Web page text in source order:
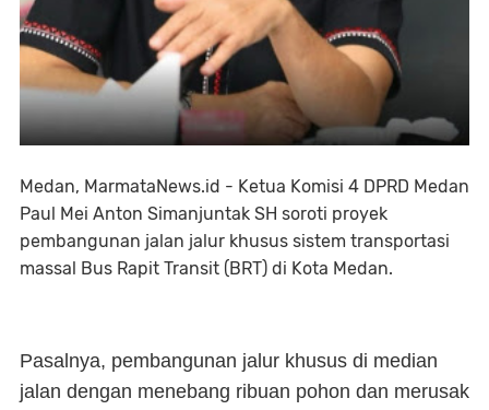
Medan, MarmataNews.id - Ketua Komisi 4 DPRD Medan
Paul Mei Anton Simanjuntak SH soroti proyek
pembangunan jalan jalur khusus sistem transportasi
massal Bus Rapit Transit (BRT) di Kota Medan.
Pasalnya, pembangunan jalur khusus di median
jalan dengan menebang ribuan pohon dan merusak